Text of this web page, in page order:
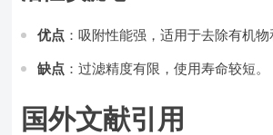
优点 ：吸附性能强，适用于去除有机物
缺点 ：过滤精度有限，使用寿命较短。
国外文献引用